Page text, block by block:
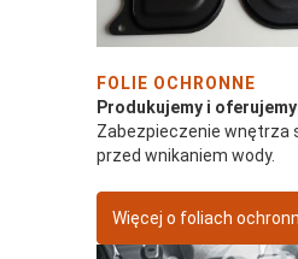
FOLIE OCHRONNE
Produkujemy i
Zabezpieczenie wnętrza
przed wnikaniem wody.
Więcej o foliach